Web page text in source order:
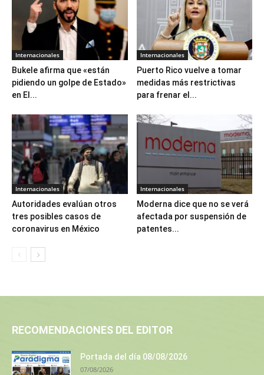
Internacionales
Bukele afirma que «están
pidiendo un golpe de Estado»
en El...
Internacionales
Puerto Rico vuelve a tomar
medidas más restrictivas
para frenar el...
Internacionales
Autoridades evalúan otros
tres posibles casos de
coronavirus en México
Internacionales
Moderna dice que no se verá
afectada por suspensión de
patentes...
RECOMENDACIONES DEL EDITOR
Portada del día 08/08/2026
07/08/2026